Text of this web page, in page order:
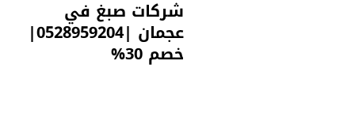
شركات صبغ في
عجمان |0528959204|
خصم 30%